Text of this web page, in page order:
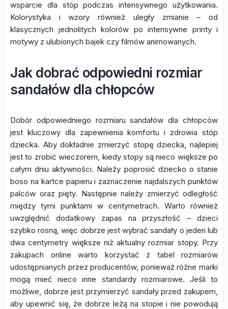
wsparcie dla stóp podczas intensywnego użytkowania.
Kolorystyka i wzory również uległy zmianie – od
klasycznych jednolitych kolorów po intensywne printy i
motywy z ulubionych bajek czy filmów animowanych.
Jak dobrać odpowiedni rozmiar
sandałów dla chłopców
Dobór odpowiedniego rozmiaru sandałów dla chłopców
jest kluczowy dla zapewnienia komfortu i zdrowia stóp
dziecka. Aby dokładnie zmierzyć stopę dziecka, najlepiej
jest to zrobić wieczorem, kiedy stopy są nieco większe po
całym dniu aktywności. Należy poprosić dziecko o stanie
boso na kartce papieru i zaznaczenie najdalszych punktów
palców oraz pięty. Następnie należy zmierzyć odległość
między tymi punktami w centymetrach. Warto również
uwzględnić dodatkowy zapas na przyszłość – dzieci
szybko rosną, więc dobrze jest wybrać sandały o jeden lub
dwa centymetry większe niż aktualny rozmiar stopy. Przy
zakupach online warto korzystać z tabel rozmiarów
udostępnianych przez producentów, ponieważ różne marki
mogą mieć nieco inne standardy rozmiarowe. Jeśli to
możliwe, dobrze jest przymierzyć sandały przed zakupem,
aby upewnić się, że dobrze leżą na stopie i nie powodują